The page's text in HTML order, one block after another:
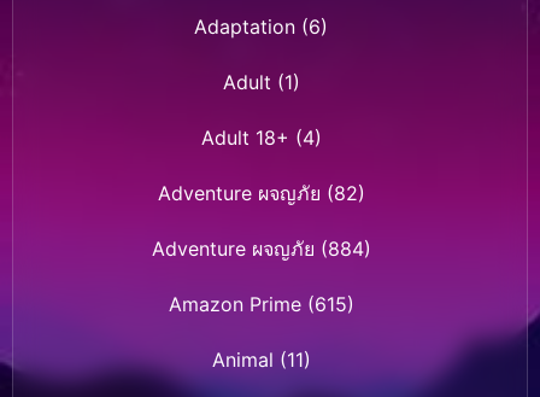
Adaptation (6)
Adult (1)
Adult 18+ (4)
Adventure ผจญภัย (82)
Adventure ผจญภัย (884)
Amazon Prime(615)
Animal (11)